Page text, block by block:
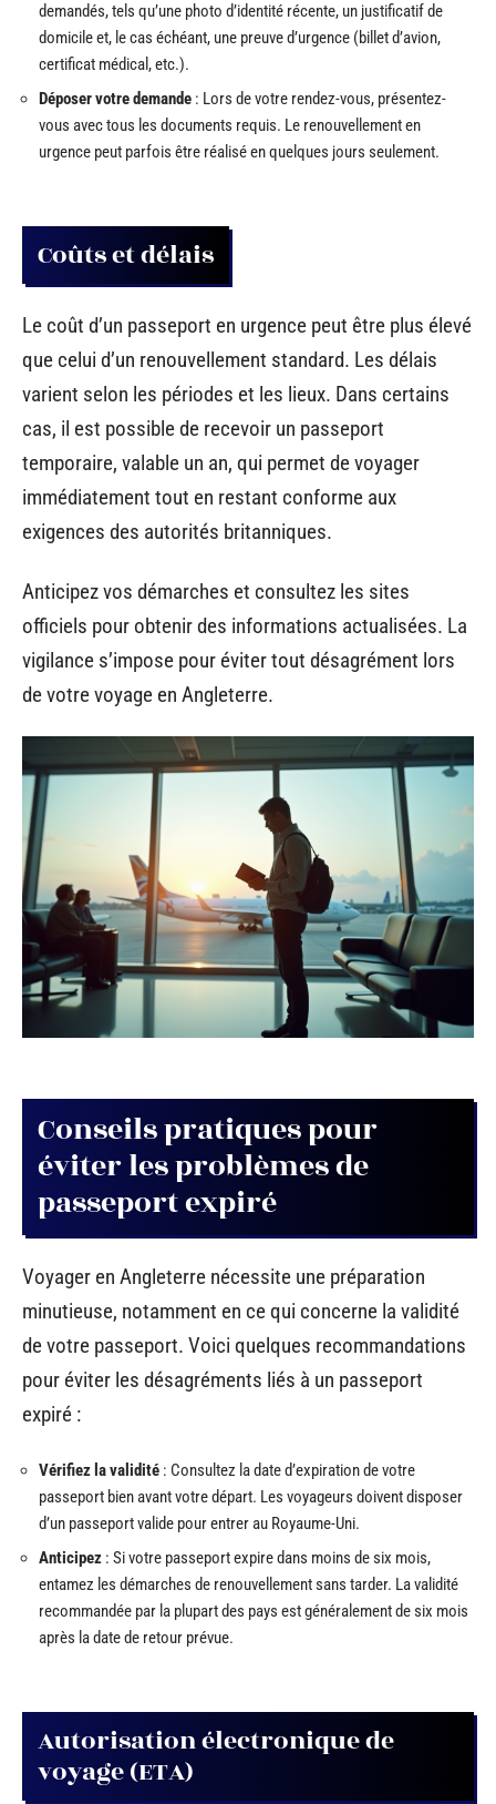
demandés, tels qu’une photo d’identité récente, un justificatif de
domicile et, le cas échéant, une preuve d’urgence (billet d’avion,
certificat médical, etc.).
Déposer votre demande : Lors de votre rendez-vous, présentez-
vous avec tous les documents requis. Le renouvellement en
urgence peut parfois être réalisé en quelques jours seulement.
Coûts et délais
Le coût d’un passeport en urgence peut être plus élevé
que celui d’un renouvellement standard. Les délais
varient selon les périodes et les lieux. Dans certains
cas, il est possible de recevoir un passeport
temporaire, valable un an, qui permet de voyager
immédiatement tout en restant conforme aux
exigences des autorités britanniques.
Anticipez vos démarches et consultez les sites
officiels pour obtenir des informations actualisées. La
vigilance s’impose pour éviter tout désagrément lors
de votre voyage en Angleterre.
Conseils pratiques pour
éviter les problèmes de
passeport expiré
Voyager en Angleterre nécessite une préparation
minutieuse, notamment en ce qui concerne la validité
de votre passeport. Voici quelques recommandations
pour éviter les désagréments liés à un passeport
expiré :
Vérifiez la validité : Consultez la date d’expiration de votre
passeport bien avant votre départ. Les voyageurs doivent disposer
d’un passeport valide pour entrer au Royaume-Uni.
Anticipez : Si votre passeport expire dans moins de six mois,
entamez les démarches de renouvellement sans tarder. La validité
recommandée par la plupart des pays est généralement de six mois
après la date de retour prévue.
Autorisation électronique de
voyage (ETA)